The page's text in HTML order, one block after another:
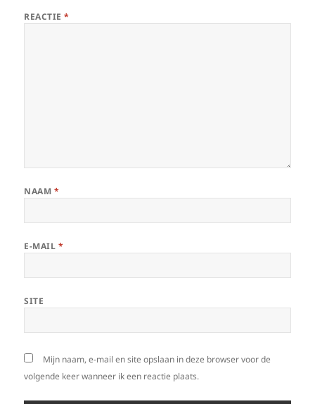
REACTIE*
NAAM *
E-MAIL *
SITE
Mijn naam, e-mail en site opslaan in deze browser voor de
volgende keer wanneer ik een reactie plaats.